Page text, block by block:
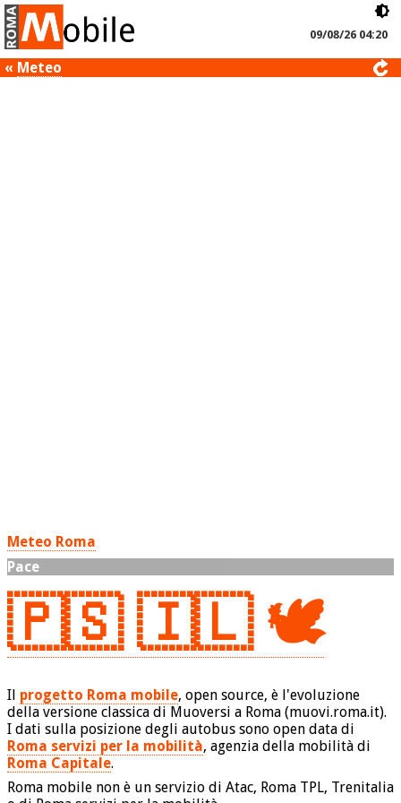
09/08/26 04:20
« Meteo
Meteo Roma
Pace
🇵🇸 🇮🇱 🕊️
Il progetto Roma mobile, open source, è l'evoluzione
della versione classica di Muoversi a Roma (muovi.roma.it).
I dati sulla posizione degli autobus sono open data di
Roma servizi per la mobilità, agenzia della mobilità di
Roma Capitale.
Roma mobile non è un servizio di Atac, Roma TPL, Trenitalia